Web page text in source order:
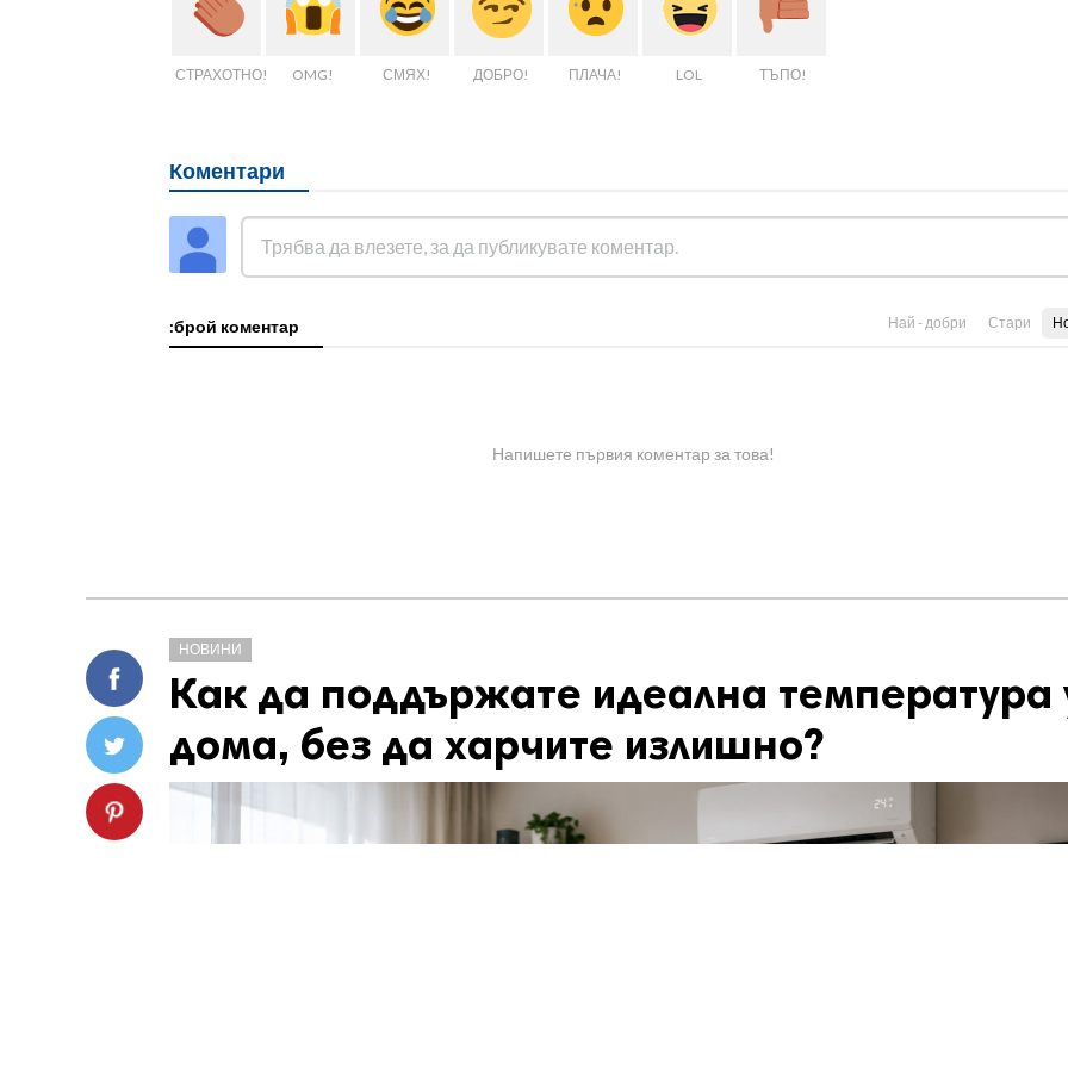
СТРАХОТНО! OMG! СМЯХ! ДОБРО! ПЛАЧА! LOL ТЪПО!
Коментари
:брой коментар Най - добри Стари
Напишете първия коментар за това!
НОВИНИ
Как да поддържате идеална температура
дома, без да харчите излишно?